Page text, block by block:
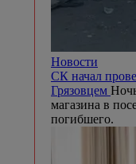
Новости
СК начал
Грязовцем
магазина в
погибшего.